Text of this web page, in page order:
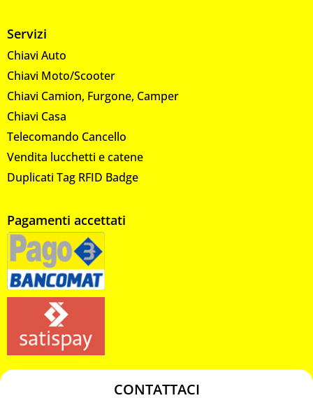
Servizi
Chiavi Auto
Chiavi Moto/Scooter
Chiavi Camion, Furgone, Camper
Chiavi Casa
Telecomando Cancello
Vendita lucchetti e catene
Duplicati Tag RFID Badge
Pagamenti accettati
CONTATTACI